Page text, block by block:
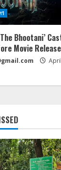
Bhootani’
Movie